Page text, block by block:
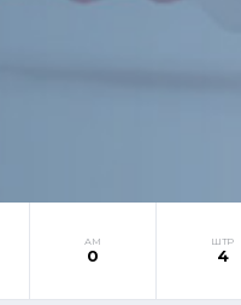
АМ
0
ШТР
4